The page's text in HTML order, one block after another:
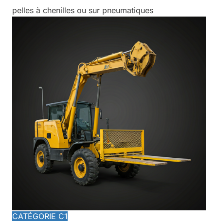
pelles à chenilles ou sur pneumatiques
CATÉGORIE C1